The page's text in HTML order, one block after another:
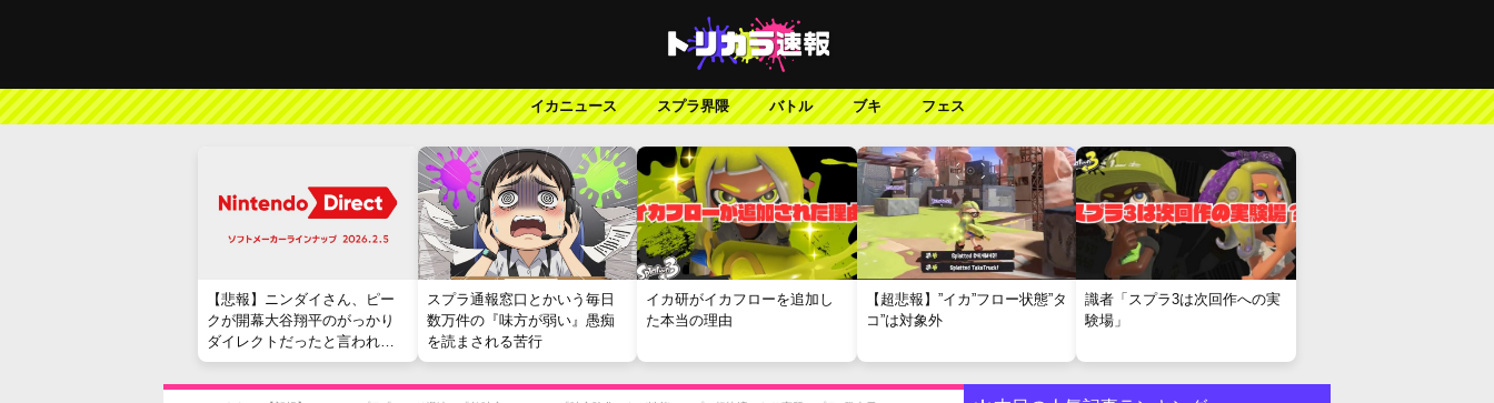
イカニュース スプラ界隈 バトル ブキ フェス
【悲報】ニンダイさん、ピー
クが開幕大谷翔平のがっかり
ダイレクトだったと言われて
しまう
スプラ通報窓口とかいう毎日
数万件の『味方が弱い』愚痴
を読まされる苦行
イカ研がイカフローを追加し
た本当の理由
【超悲報】”イカ”フロー状態”タ
コ”は対象外
識者「スプラ3は次回作への実
験場」